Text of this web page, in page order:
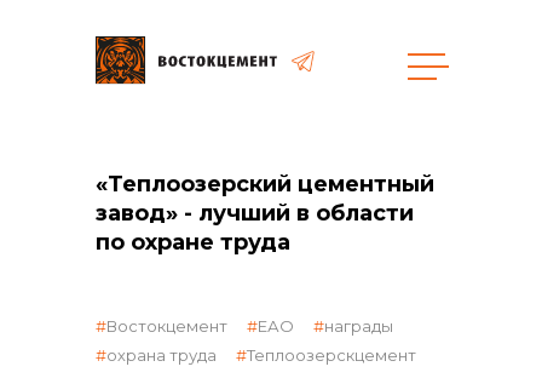
Закупки
общая информация
объявленные закупки
«Теплоозерский цементный
завод» - лучший в области
по охране труда
Востокцемент ЕАО
награды
охрана труда
Теплоозерскцемент